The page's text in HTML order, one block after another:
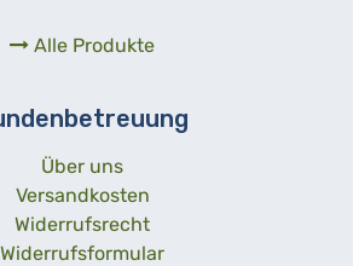
Alle Produkte
Über uns
Versandkosten
Widerrufsrecht
Widerrufsformular